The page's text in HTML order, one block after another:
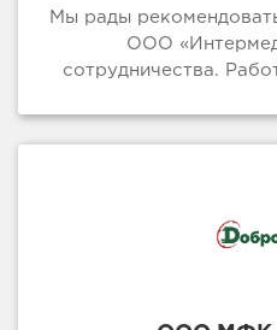
Мы рады
ООО
сотрудничества.